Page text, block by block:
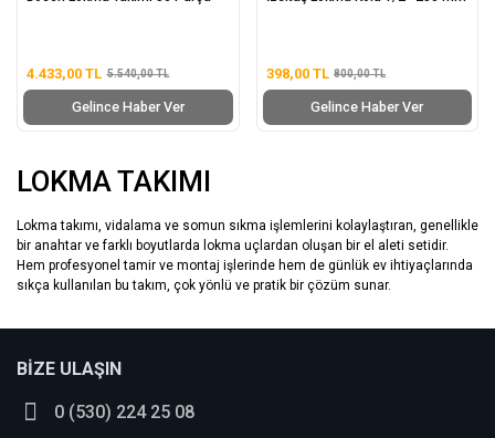
4.433,00 TL 5.540,00 TL
Gelince Haber Ver
398,00 TL 800,00 TL
Gelince Haber Ver
LOKMA TAKIMI
Lokma takımı, vidalama ve somun sıkma işlemlerini kolaylaştıran, genellikle
bir anahtar ve farklı boyutlarda lokma uçlardan oluşan bir el aleti setidir.
Hem profesyonel tamir ve montaj işlerinde hem de günlük ev ihtiyaçlarında
sıkça kullanılan bu takım, çok yönlü ve pratik bir çözüm sunar.
BİZE ULAŞIN
0 (530) 224 25 08